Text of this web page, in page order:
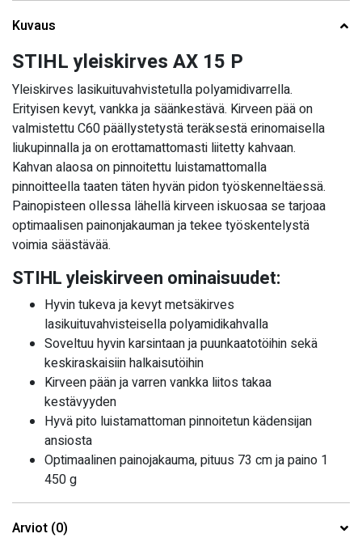
Kuvaus
STIHL yleiskirves AX 15 P
Yleiskirves lasikuituvahvistetulla polyamidivarrella.
Erityisen kevyt, vankka ja säänkestävä. Kirveen pää on
valmistettu C60 päällystetystä teräksestä erinomaisella
liukupinnalla ja on erottamattomasti liitetty kahvaan.
Kahvan alaosa on pinnoitettu luistamattomalla
pinnoitteella taaten täten hyvän pidon työskenneltäessä.
Painopisteen ollessa lähellä kirveen iskuosaa se tarjoaa
optimaalisen painonjakauman ja tekee työskentelystä
voimia säästävää.
STIHL yleiskirveen ominaisuudet:
Hyvin tukeva ja kevyt metsäkirves
lasikuituvahvisteisella polyamidikahvalla
Soveltuu hyvin karsintaan ja puunkaatotöihin sekä
keskiraskaisiin halkaisutöihin
Kirveen pään ja varren vankka liitos takaa
kestävyyden
Hyvä pito luistamattoman pinnoitetun kädensijan
ansiosta
Optimaalinen painojakauma, pituus 73 cm ja paino 1
450 g
Arviot (0)